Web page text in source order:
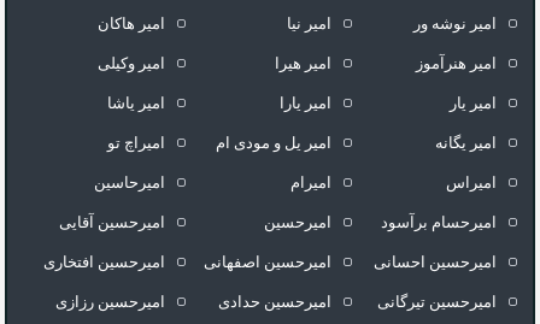
امیر نوشه ور امیر نیا امیر هاکان
امیر هنرآموز امیر هیرا امیر وکیلی
امیر یار امیر یارا امیر یاشا
امیر یگانه امیر یل و مودی ام امیراچ تو
امیراس امیرام امیرحاسین
امیرحسام برآسود امیرحسین امیرحسین آقایی
امیرحسین احسانی امیرحسین اصفهانی امیرحسین افتخاری
امیرحسین تیرگانی امیرحسین حدادی امیرحسین رزازی